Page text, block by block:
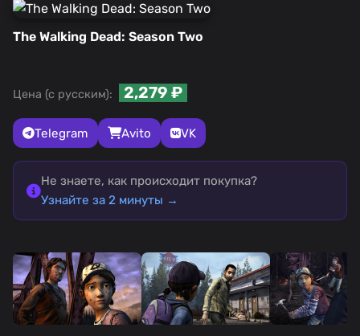
The Walking Dead: Season Two
Цена (с русским): 2,279 ₽
Telegram Avito VK
Не знаете, как происходит покупка?
Узнайте за 2 минуты →